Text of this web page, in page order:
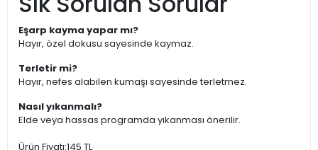
Eşarp kayma yapar mı?
Hayır, özel dokusu sayesinde kaymaz.
Terletir mi?
Hayır, nefes alabilen kumaşı sayesinde terletmez.
Nasıl yıkanmalı?
Elde veya hassas programda yıkanması önerilir.
Ürün Fiyatı:145 TL